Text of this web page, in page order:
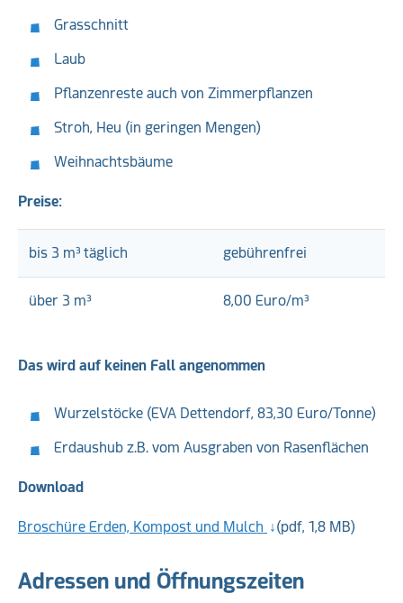
Grasschnitt
Laub
Pflanzenreste auch von Zimmerpflanzen
Stroh, Heu (in geringen Mengen)
Weihnachtsbäume
Preise:
bis 3 m³ täglich gebührenfrei
über 3 m³ 8,00 Euro/m³
Das wird auf keinen Fall angenommen
Wurzelstöcke (EVA Dettendorf, 83,30 Euro/Tonne)
Erdaushub z.B. vom Ausgraben von Rasenflächen
Download
Broschüre Erden, Kompost und Mulch (pdf, 1,8 MB)
Adressen und Öffnungszeiten